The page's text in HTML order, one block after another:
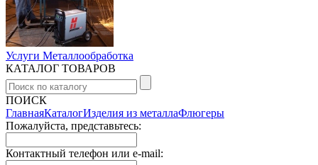
Услуги Металлообработка
КАТАЛОГ ТОВАРОВ
ПОИСК
ГлавнаяКаталогИзделия из металлаФлюгеры
Пожалуйста, представьтесь:
Контактный телефон или e-mail: